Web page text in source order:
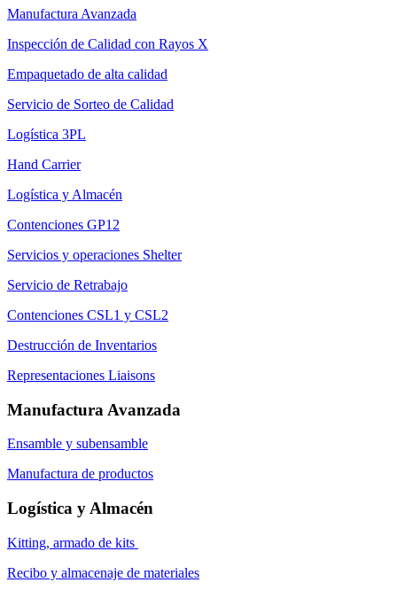
Manufactura Avanzada
Inspección de Calidad con Rayos X
Empaquetado de alta calidad
Servicio de Sorteo de Calidad
Logística 3PL
Hand Carrier
Logística y Almacén
Contenciones GP12
Servicios y operaciones Shelter
Servicio de Retrabajo
Contenciones CSL1 y CSL2
Destrucción de Inventarios
Representaciones Liaisons
Manufactura Avanzada
Ensamble y subensamble
Manufactura de productos
Logística y Almacén
Kitting, armado de kits
Recibo y almacenaje de materiales